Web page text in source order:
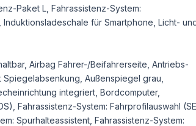
Paket L, Fahrassistenz-System:
für Smartphone, Licht-
Airbag Fahrer-/Beifahrerseite, Antriebs-
Außenspiegel grau,
integriert, Bordcomputer,
Fahrassistenz-System: Fahrprofilauswahl
Spurhalteassistent, Fahrassistenz-System: